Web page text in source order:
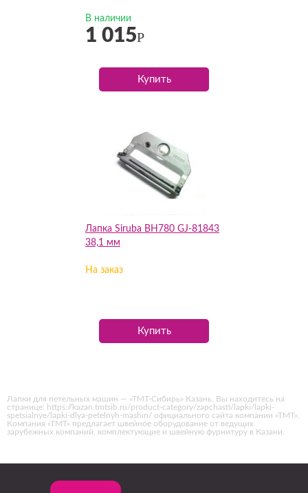
В наличии
1 015Р
Купить
Лапка Siruba BH780 GJ-81843
38,1 мм
На заказ
Купить
Лапки для петельных машин — «ТМТ-Сибирь» Казань. Вы находитесь на
странице: https://kazan.tmtsib.ru/product-category/zapchasti/lapki/lapki-
spetsialnye/lapki-dlya-petelnyh-mashin/ официального сайта компании «ТМТ».
Компания «ТМТ» предлагает швейное оборудование от ведущих
зарубежных компаний, комплектующие и швейную фурнитуру в Казани.